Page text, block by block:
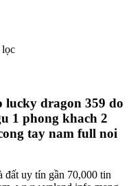
dragon 359 do
1 phong khach 2
tay nam full noi
đất uy tín gần 70,000 tin